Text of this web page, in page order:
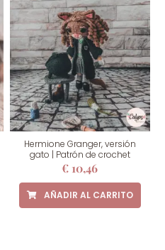
Hermione Granger, versión
gato | Patrón de crochet
€ 10,46
AÑADIR AL CARRITO